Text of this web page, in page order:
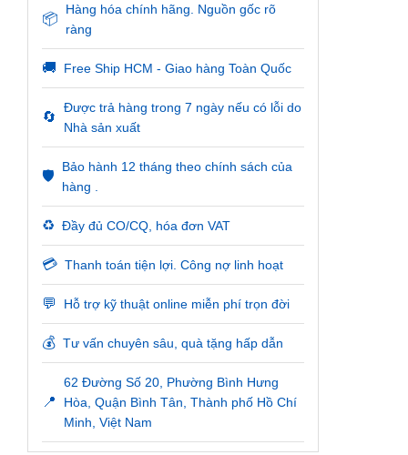
📦
Hàng hóa chính hãng. Nguồn gốc rõ
ràng
🚚 Free Ship HCM - Giao hàng Toàn Quốc
🔄
Được trả hàng trong 7 ngày nếu có lỗi do
Nhà sản xuất
🛡️
Bảo hành 12 tháng theo chính sách của
hàng .
♻️ Đầy đủ CO/CQ, hóa đơn VAT
💳 Thanh toán tiện lợi. Công nợ linh hoạt
💬 Hỗ trợ kỹ thuật online miễn phí trọn đời
💰 Tư vấn chuyên sâu, quà tặng hấp dẫn
📍
62 Đường Số 20, Phường Bình Hưng
Hòa, Quận Bình Tân, Thành phố Hồ Chí
Minh, Việt Nam